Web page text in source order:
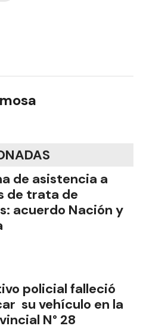
de asistencia a
de trata de
acuerdo Nación y
policial falleció
su vehículo en la
N° 28